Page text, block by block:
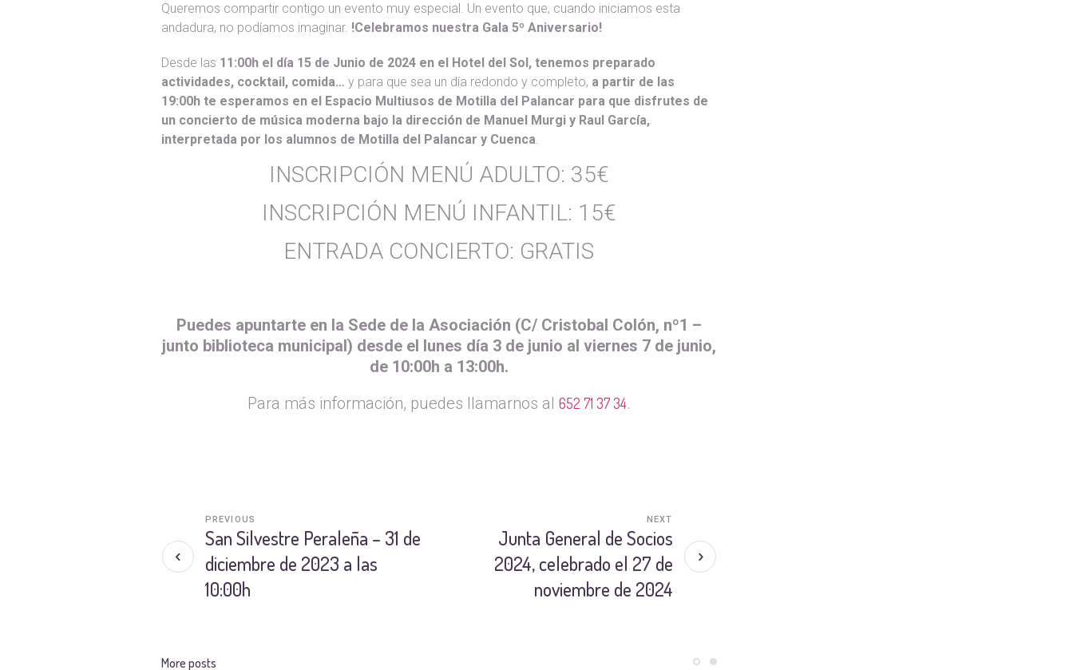
Queremos compartir contigo un evento muy especial. Un evento que, cuando iniciamos esta
andadura, no podíamos imaginar. !Celebramos nuestra Gala 5º Aniversario!
Desde las 11:00h el día 15 de Junio de 2024 en el Hotel del Sol, tenemos preparado
actividades, cocktail, comida… y para que sea un día redondo y completo, a partir de las
19:00h te esperamos en el Espacio Multiusos de Motilla del Palancar para que disfrutes de
un concierto de música moderna bajo la dirección de Manuel Murgi y Raul García,
interpretada por los alumnos de Motilla del Palancar y Cuenca.
INSCRIPCIÓN MENÚ ADULTO: 35€
INSCRIPCIÓN MENÚ INFANTIL: 15€
ENTRADA CONCIERTO: GRATIS
Puedes apuntarte en la Sede de la Asociación (C/ Cristobal Colón, nº1 –
junto biblioteca municipal) desde el lunes día 3 de junio al viernes 7 de junio,
de 10:00h a 13:00h.
Para más información, puedes llamarnos al 652 71 37 34.
San Silvestre Peraleña – 31 de
diciembre de 2023 a las
10:00h
PREVIOUS
Junta General de Socios
2024, celebrado el 27 de
noviembre de 2024
NEXT
More posts